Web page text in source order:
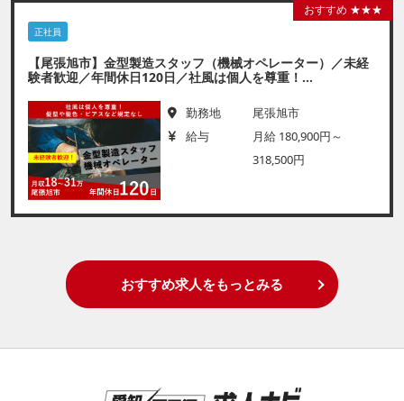
おすすめ ★★★
正社員
【尾張旭市】金型製造スタッフ（機械オペレーター）／未経
験者歓迎／年間休日120日／社風は個人を尊重！...
勤務地
尾張旭市
給与
月給 180,900円～
318,500円
おすすめ求人をもっとみる